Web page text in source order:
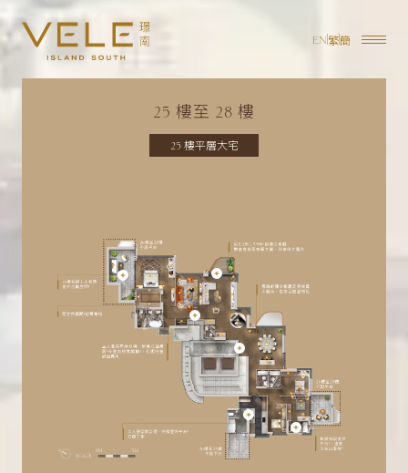
EN 繁簡
25 樓至 28 樓
25樓平層大宅